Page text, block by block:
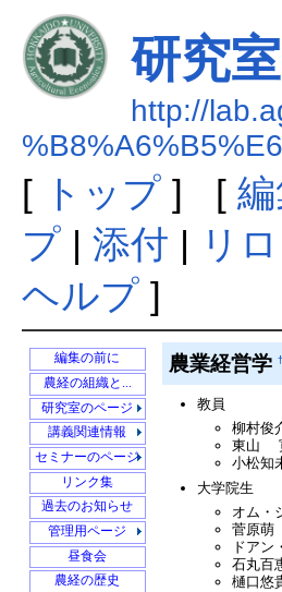
研究
http://
[ トップ] [
プ| 添付 | リ
ヘルプ]
編集の前に
農経の組織と...
研究室のページ
農業環境政策学
農業経営学
開発経済学
食料農業市場学
農
水産経営経済学
講義関連情報
2012年度卒論...
2011年度卒論...
2013年度農業...
2012年度農業...
2011年度農業...
2010年度農業...
循環型社会形成学
セミナーのページ
IRRI Special ...
IRRI特別セミナー
Nobel_Prize
リンク集
過去のお知らせ
管理用ページ
menuedit
昼食会
農経の歴史
農業経営学 †
教員
柳村俊
東山
小松知
大学院生
オム・
菅原萌
ドアン
石丸百
樋口悠